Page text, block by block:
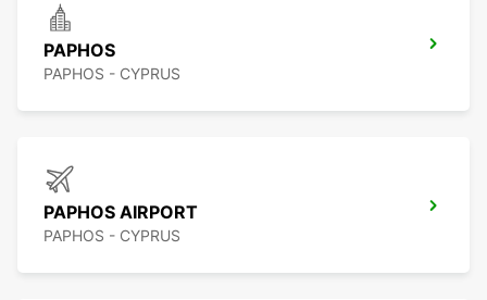
PAPHOS
PAPHOS - CYPRUS
PAPHOS AIRPORT
PAPHOS - CYPRUS